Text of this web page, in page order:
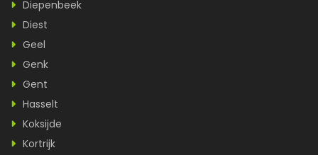
Diepenbeek
Diest
Geel
Genk
Gent
Hasselt
Koksijde
Kortrijk